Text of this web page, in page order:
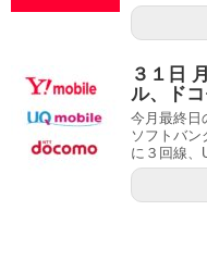
３１日
ル、ド
今月最終日
ソフトバ
に３回線、